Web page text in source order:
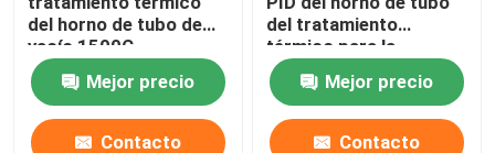
del horno de tubo de
vacío 1500C
Mejor precio
Contacto
del tratamiento
térmico para la
calcinación y la
sequedad del
laboratorio
Mejor precio
Contacto